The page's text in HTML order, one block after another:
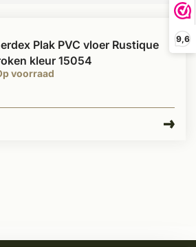
9,6
voorraad
Plak PVC vloer Rustique
kleur 15054